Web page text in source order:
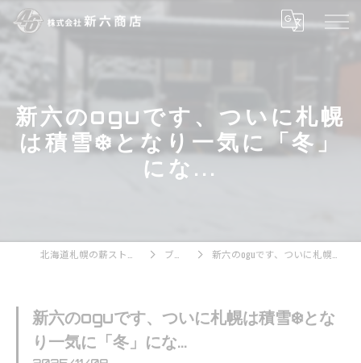
新六のoguです、ついに札幌
は積雪❄️となり一気に「冬」
にな...
ブログ一覧 新六のoguです、ついに札幌は積雪❄️となり一気に「冬」にな...
新六のoguです、ついに札幌は積雪❄️とな
り一気に「冬」にな...